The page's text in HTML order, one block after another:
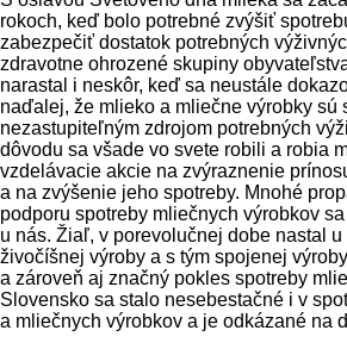
rokoch, keď bolo potrebné zvýšiť
zabezpečiť dostatok potrebných
zdravotne ohrozené skupiny
narastal i neskôr, keď sa neustále
naďalej, že mlieko a mliečne výrobky sú
nezastupiteľným zdrojom potrebných
dôvodu sa všade vo svete robili a robia
vzdelávacie akcie na zvýraznenie
a na zvýšenie jeho spotreby. Mnohé
podporu spotreby mliečnych výrobkov
u nás. Žiaľ, v porevolučnej dobe nastal
živočíšnej výroby a s tým spojenej
a zároveň aj značný pokles spotreby
Slovensko sa stalo nesebestačné i v
a mliečnych výrobkov a je odkázané na